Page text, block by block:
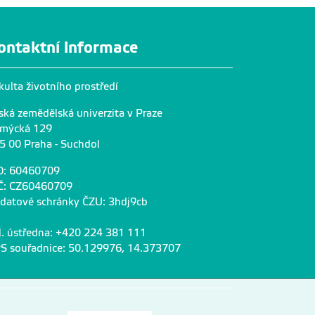
informace
životního prostředí
zemědělská univerzita v Praze
129
00 Praha - Suchdol
60460709
CZ60460709
schránky ČZU: 3hdj9cb
ústředna: +420 224 381 111
souřadnice: 50.129976, 14.373707